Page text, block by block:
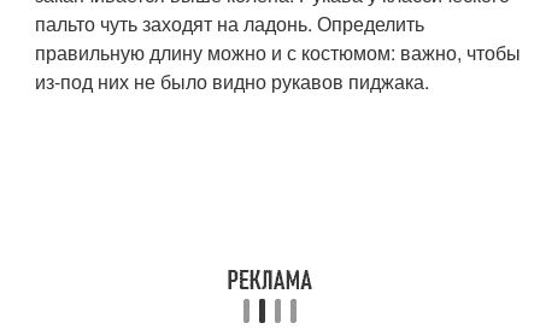
пальто чуть заходят на ладонь. Определить
правильную длину можно и с костюмом: важно, чтобы
из-под них не было видно рукавов пиджака.